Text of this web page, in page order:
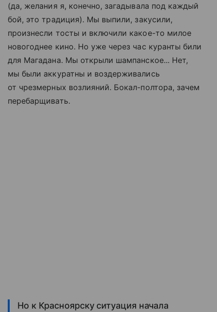
(да, желания я, конечно, загадывала под каждый
бой, это традиция). Мы выпили, закусили,
произнесли тосты и включили какое-то милое
новогоднее кино. Но уже через час куранты били
для Магадана. Мы открыли шампанское... Нет,
мы были аккуратны и воздерживались
от чрезмерных возлияний. Бокал-полтора, зачем
перебарщивать.
Но к Красноярску ситуация начала